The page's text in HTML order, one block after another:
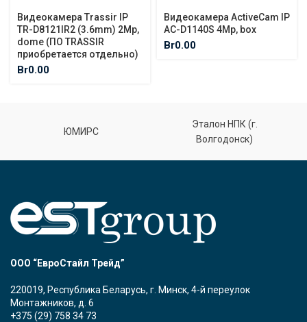
Видеокамера Trassir IP
TR-D8121IR2 (3.6mm) 2Mp,
dome (ПО TRASSIR
приобретается отдельно)
Br0.00
Видеокамера ActiveCam IP
AC-D1140S 4Mp, box
Br0.00
ЮМИРС
Эталон НПК (г.
Волгодонск)
ООО “ЕвроСтайл Трейд”
220019, Республика Беларусь, г. Минск, 4-й переулок
Монтажников, д. 6
+375 (29) 758 34 73